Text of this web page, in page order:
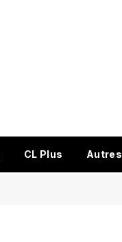
CL Plus Autres